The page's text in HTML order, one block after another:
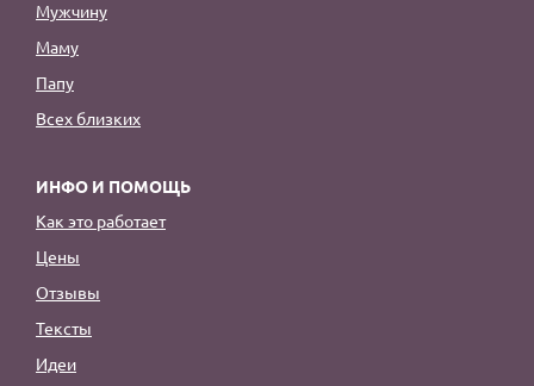
Мужчину
Маму
Папу
Всех близких
ИНФО И ПОМОЩЬ
Как это работает
Цены
Отзывы
Тексты
Идеи